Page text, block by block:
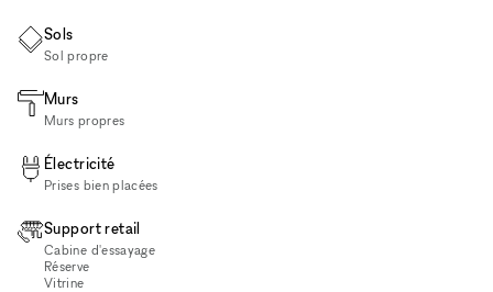
Sols
Sol propre
Murs
Murs propres
Électricité
Prises bien placées
Support retail
Cabine d'essayage
Réserve
Vitrine